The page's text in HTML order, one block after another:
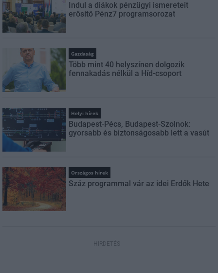
Indul a diákok pénzügyi ismereteit
erősítő Pénz7 programsorozat
Gazdaság
Több mint 40 helyszínen dolgozik
fennakadás nélkül a Híd-csoport
Helyi hírek
Budapest-Pécs, Budapest-Szolnok:
gyorsabb és biztonságosabb lett a vasút
Országos hírek
Száz programmal vár az idei Erdők Hete
HIRDETÉS